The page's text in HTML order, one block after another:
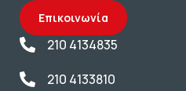
Επικοινωνία
210 4134835
210 4133810